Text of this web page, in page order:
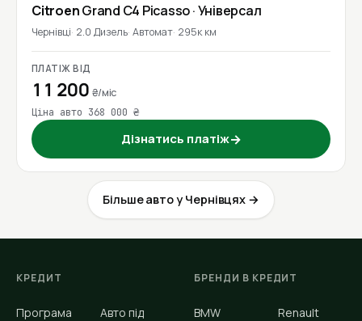
CitroenGrand C4 Picasso· Універсал
Чернівці 2.0 Дизель Автомат 295к км
ПЛАТІЖ ВІД
11 200 ₴/міс
Ціна авто 368 000 ₴
Дізнатись платіж→
Більше авто у Чернівцях →
КРЕДИТ
Програма
Авто під
БРЕНДИ В КРЕДИТ
BMW Renault